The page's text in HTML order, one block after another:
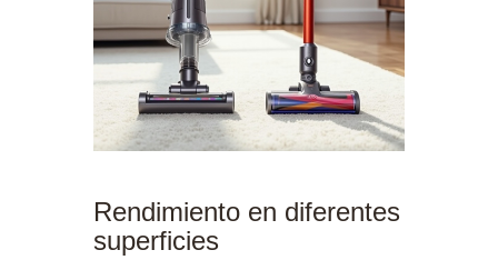
Rendimiento en diferentes
superficies